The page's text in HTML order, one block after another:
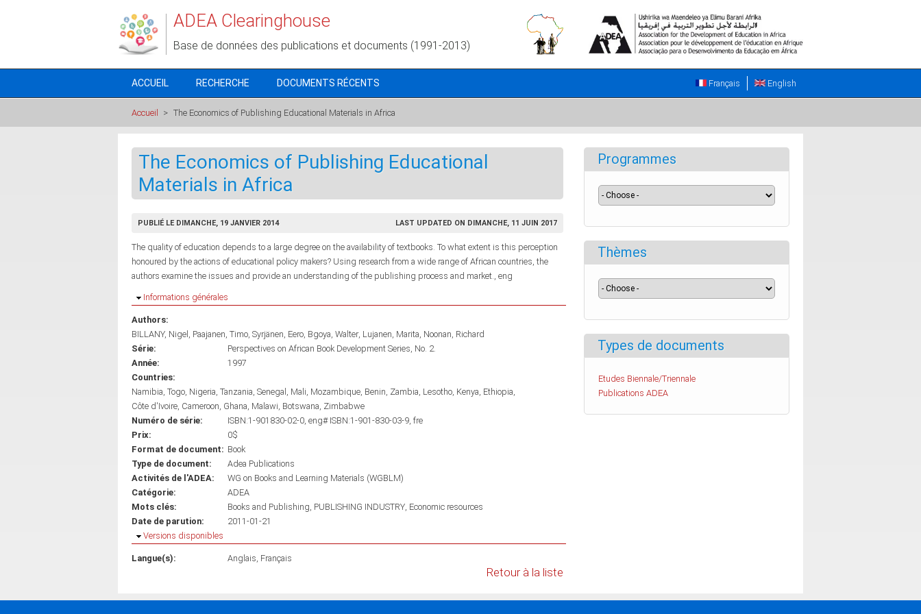
ADEA Clearinghouse
Base de données des publications et documents (1991-2013)
ACCUEIL RECHERCHE DOCUMENTS RÉCENTS English
Français
Accueil > The Economics of Publishing Educational Materials in Africa
The Economics of Publishing Educational
Materials in Africa
PUBLIÉ LE DIMANCHE, 19 JANVIER 2014 LAST UPDATED ON DIMANCHE, 11 JUIN 2017
The quality of education depends to a large degree on the availability of textbooks. To what extent is this perception
honoured by the actions of educational policy makers? Using research from a wide range of African countries, the
authors examine the issues and provide an understanding of the publishing process and market., eng
Masquer
Informations générales
Authors:
BILLANY, Nigel
Paajanen, Timo Syrjänen, Eero Bgoya, Walter Lujanen, Marita Noonan, Richard
Série:
Perspectives on African Book Development Series, No. 2.
Année:
1997
Countries:
Namibia Togo Nigeria Tanzania Senegal Mali Mozambique Benin Zambia Lesotho Kenya Ethiopia
Côte d'Ivoire Cameroon Ghana Malawi Botswana Zimbabwe
Numéro de série:
ISBN:1-901830-02-0, eng# ISBN:1-901-830-03-9, fre
Prix:
0$
Format de document: Book
Type de document:
Adea Publications
Activités de l'ADEA:
WG on Books and Learning Materials (WGBLM)
Catégorie:
ADEA
Mots clés:
Books and Publishing PUBLISHING INDUSTRY Economic resources
Date de parution:
2011-01-21
Masquer
Versions disponibles
Langue(s): Anglais Français
Retour à la liste
Programmes
Thèmes
Types de documents
Etudes Biennale/Triennale
Publications ADEA